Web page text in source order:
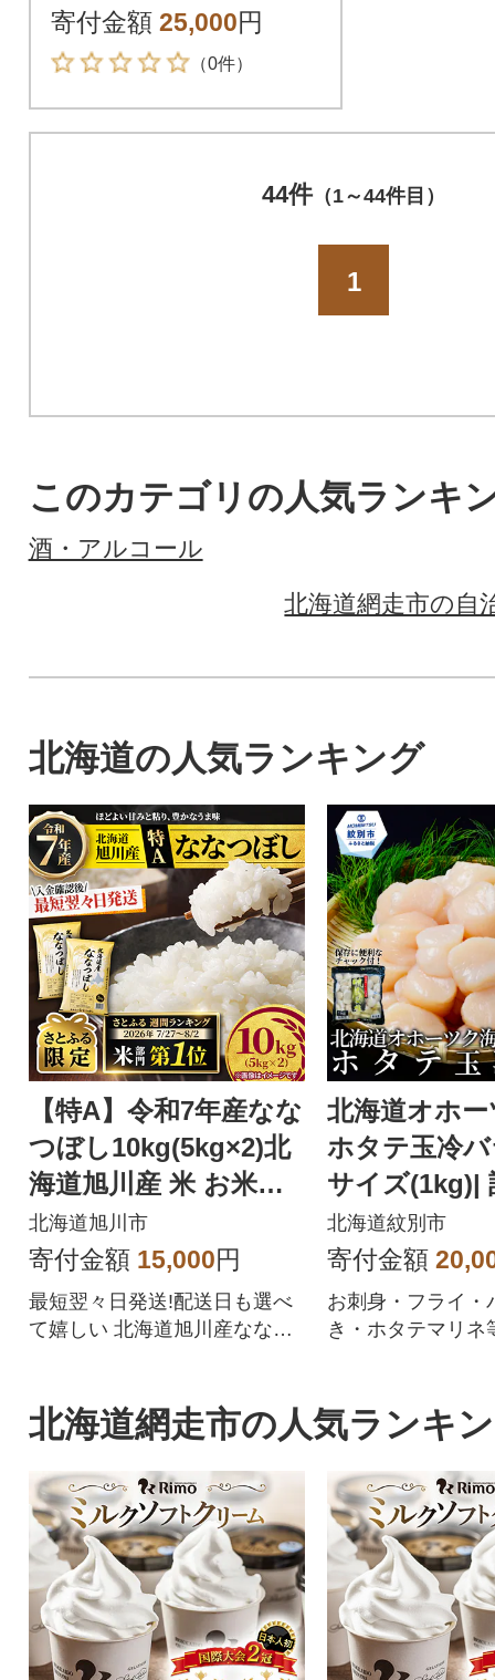
寄付金額 25,000円
（0件）
44件（1～44件目）
1
このカテゴリの人気ランキ
酒・アルコール
北海道網走市の自
北海道の人気ランキング
【特A】令和7年産なな
つぼし10kg(5kg×2)北
海道旭川産 米 お米
【さとふる限定】_059
57
北海道旭川市
寄付金額 15,000円
最短翌々日発送!配送日も選べ
て嬉しい 北海道旭川産ななつ
北海道オホ
ホタテ玉冷
サイズ(1kg)|
サイズ不揃
北海道紋別市
寄付金額
お刺身・フライ・
き・ホタテマリネ
年貝)を放流して
や水温の低い荒波
く育つ為、養殖
く違い旨味が凝縮
食感も良いと言わ
す。食べ応え抜群
ドドーンとたっ
市よりお届け。
チャック付きで保
す!
北海道網走市の人気ランキ